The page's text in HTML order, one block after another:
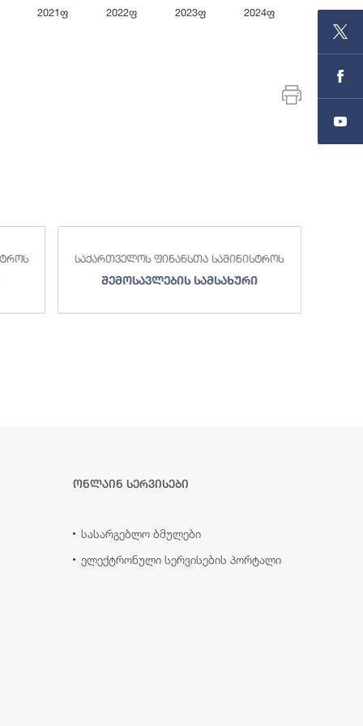
2021ფ 2022ფ 2023ფ 2024ფ
End of
საქართველოს ფინანსთა სამინისტროს
შემოსავლების სამსახური
ონლაინ სერვისები
სასარგებლო ბმულები
ელექტრონული სერვისების პორტალი